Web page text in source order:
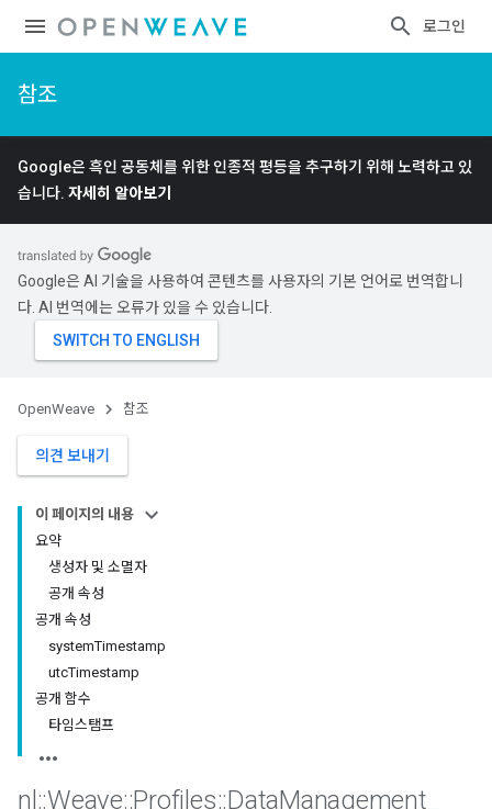
로그인
참조
Google은 흑인 공동체를 위한 인종적 평등을 추구하기 위해 노력하고 있
습니다. 자세히 알아보기
Google은 AI 기술을 사용하여 콘텐츠를 사용자의 기본 언어로 번역합니
다. AI 번역에는 오류가 있을 수 있습니다.
OpenWeave 참조
의견 보내기
이 페이지의 내용
요약
생성자 및 소멸자
공개 속성
공개 속성
systemTimestamp
utcTimestamp
공개 함수
타임스탬프
nl ::Weave::Profiles::DataManagement